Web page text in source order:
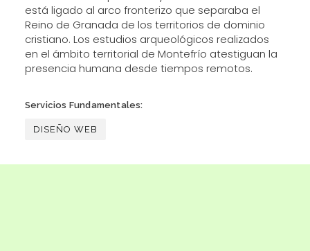
está ligado al arco fronterizo que separaba el
Reino de Granada de los territorios de dominio
cristiano. Los estudios arqueológicos realizados
en el ámbito territorial de Montefrío atestiguan la
presencia humana desde tiempos remotos.
Servicios Fundamentales:
DISEÑO WEB